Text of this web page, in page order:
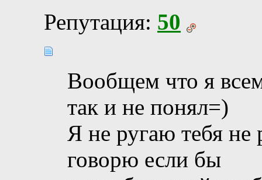
Репутация: 50
Вообщем что я
так и не понял=)
Я не ругаю тебя не
говорю если бы